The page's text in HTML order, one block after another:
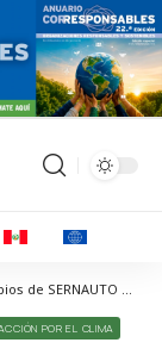
Corresponsables > Noticias > La Comisión de Recambios de SERNAUTO celebra un evento para visibilizar los avances y el compromiso del sector de la posventa en materia de sostenibilidad
POR EL CLIMA